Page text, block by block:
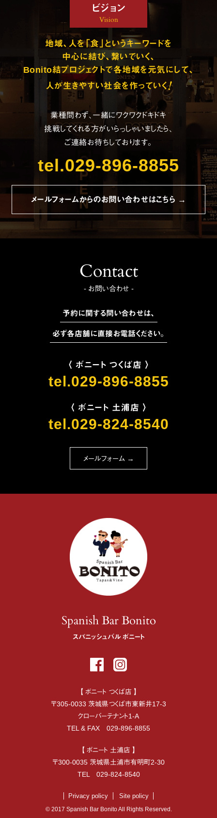
ビジョン
Vision
地域、人を「食」というキーワードを
中心に結び、繋いでいく、
Bonito結プロジェクトで各地域を元気にして、
人が生きやすい社会を作っていく!
業種問わず、一緒にワクワクドキドキ
挑戦してくれる方がいらっしゃいましたら、
ご連絡お待ちしております。
tel.029-896-8855
メールフォームからのお問い合わせはこちら →
Contact
- お問い合わせ -
予約に関する問い合わせは、
必ず各店舗に直接お電話ください。
〈 ボニート つくば店 〉
tel.029-896-8855
〈 ボニート 土浦店 〉
tel.029-824-8540
メールフォーム →
Spanish Bar Bonito
スパニッシュバル ボニート
【 ボニート つくば店 】
〒305-0033 茨城県つくば市東新井17-3
クローバーテナント1-A
TEL & FAX 029-896-8855
【 ボニート 土浦店 】
〒300-0035 茨城県土浦市有明町2-30
TEL 029-824-8540
Privacy policy Site policy
© 2017 Spanish Bar Bonito All Rights Reserved.